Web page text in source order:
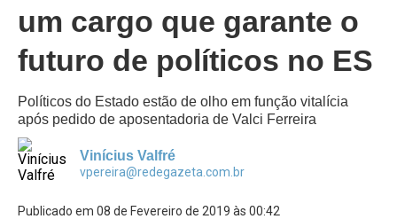
um cargo que garante o
futuro de políticos no ES
Políticos do Estado estão de olho em função vitalícia
após pedido de aposentadoria de Valci Ferreira
Vinícius Valfré
vpereira@redegazeta.com.br
Publicado em 08 de Fevereiro de 2019 às 00:42